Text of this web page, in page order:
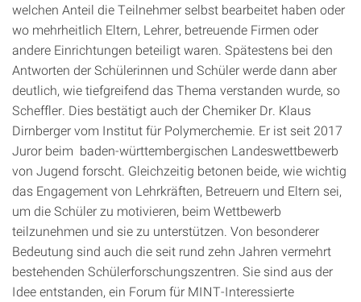
welchen Anteil die Teilnehmer selbst bearbeitet haben oder
wo mehrheitlich Eltern, Lehrer, betreuende Firmen oder
andere Einrichtungen beteiligt waren. Spätestens bei den
Antworten der Schülerinnen und Schüler werde dann aber
deutlich, wie tiefgreifend das Thema verstanden wurde, so
Scheffler. Dies bestätigt auch der Chemiker Dr. Klaus
Dirnberger vom Institut für Polymerchemie. Er ist seit 2017
Juror beim baden-württembergischen Landeswettbewerb
von Jugend forscht. Gleichzeitig betonen beide, wie wichtig
das Engagement von Lehrkräften, Betreuern und Eltern sei,
um die Schüler zu motivieren, beim Wettbewerb
teilzunehmen und sie zu unterstützen. Von besonderer
Bedeutung sind auch die seit rund zehn Jahren vermehrt
bestehenden Schülerforschungszentren. Sie sind aus der
Idee entstanden, ein Forum für MINT-Interessierte